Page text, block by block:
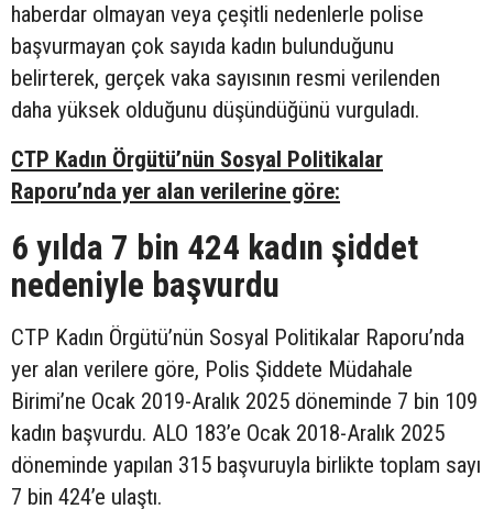
haberdar olmayan veya çeşitli nedenlerle polise
başvurmayan çok sayıda kadın bulunduğunu
belirterek, gerçek vaka sayısının resmi verilenden
daha yüksek olduğunu düşündüğünü vurguladı.
CTP Kadın Örgütü’nün Sosyal Politikalar
Raporu’nda yer alan verilerine göre:
6 yılda 7 bin 424 kadın şiddet
nedeniyle başvurdu
CTP Kadın Örgütü’nün Sosyal Politikalar Raporu’nda
yer alan verilere göre, Polis Şiddete Müdahale
Birimi’ne Ocak 2019-Aralık 2025 döneminde 7 bin 109
kadın başvurdu. ALO 183’e Ocak 2018-Aralık 2025
döneminde yapılan 315 başvuruyla birlikte toplam sayı
7 bin 424’e ulaştı.